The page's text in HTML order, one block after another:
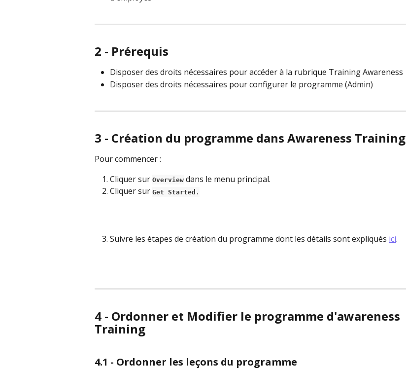
2 - Prérequis
Disposer des droits nécessaires pour accéder à la rubrique Training Awareness
Disposer des droits nécessaires pour configurer le programme (Admin)
3 - Création du programme dans Awareness Training
Pour commencer :
Cliquer sur Overview dans le menu principal.
Cliquer sur Get Started .
Suivre les étapes de création du programme dont les détails sont expliqués ici.
4 - Ordonner et Modifier le programme d'awareness
Training
4.1 - Ordonner les leçons du programme